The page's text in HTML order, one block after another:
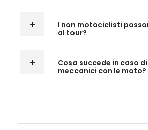
I non motociclisti
al tour?
Cosa succede in caso
meccanici con le moto?